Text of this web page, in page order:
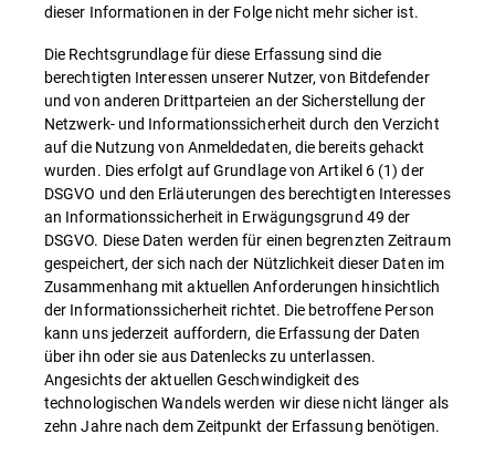
dieser Informationen in der Folge nicht mehr sicher ist.
Die Rechtsgrundlage für diese Erfassung sind die
berechtigten Interessen unserer Nutzer, von Bitdefender
und von anderen Drittparteien an der Sicherstellung der
Netzwerk- und Informationssicherheit durch den Verzicht
auf die Nutzung von Anmeldedaten, die bereits gehackt
wurden. Dies erfolgt auf Grundlage von Artikel 6 (1) der
DSGVO und den Erläuterungen des berechtigten Interesses
an Informationssicherheit in Erwägungsgrund 49 der
DSGVO. Diese Daten werden für einen begrenzten Zeitraum
gespeichert, der sich nach der Nützlichkeit dieser Daten im
Zusammenhang mit aktuellen Anforderungen hinsichtlich
der Informationssicherheit richtet. Die betroffene Person
kann uns jederzeit auffordern, die Erfassung der Daten
über ihn oder sie aus Datenlecks zu unterlassen.
Angesichts der aktuellen Geschwindigkeit des
technologischen Wandels werden wir diese nicht länger als
zehn Jahre nach dem Zeitpunkt der Erfassung benötigen.